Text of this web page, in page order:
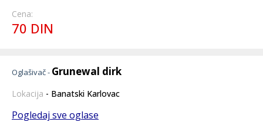
Cena:
70 DIN
Oglašivač - Grunewal dirk
Lokacija - Banatski Karlovac
Pogledaj sve oglase